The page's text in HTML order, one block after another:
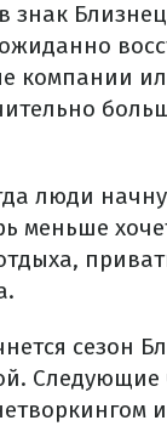
знак
компании
люди
меньше
сезон
Следующие